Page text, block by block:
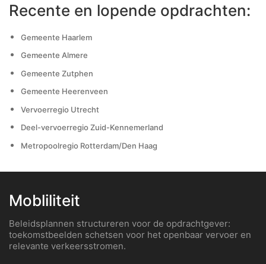
Recente en lopende opdrachten:
Gemeente Haarlem
Gemeente Almere
Gemeente Zutphen
Gemeente Heerenveen
Vervoerregio Utrecht
Deel-vervoerregio Zuid-Kennemerland
Metropoolregio Rotterdam/Den Haag
Mobliliteit
Beleidsplannen structureren voor de opdrachtgever:
toekomstbeelden schetsen voor het openbaar vervoer en
relevante verkeersstromen.